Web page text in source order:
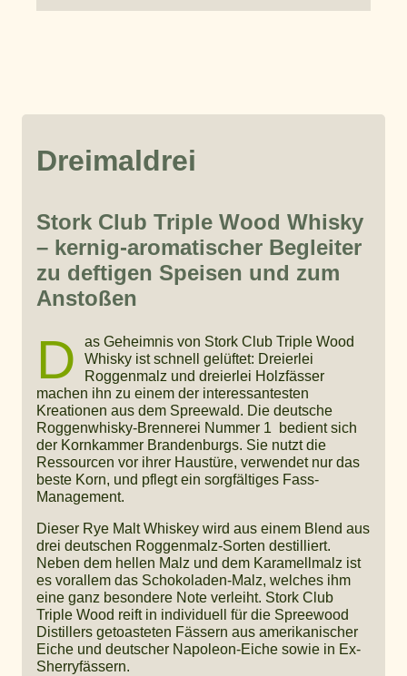
Dreimaldrei
Stork Club Triple Wood Whisky
– kernig-aromatischer Begleiter
zu deftigen Speisen und zum
Anstoßen
D
as Geheimnis von Stork Club Triple Wood
Whisky ist schnell gelüftet: Dreierlei
Roggenmalz und dreierlei Holzfässer
machen ihn zu einem der interessantesten
Kreationen aus dem Spreewald. Die deutsche
Roggenwhisky-Brennerei Nummer 1 bedient sich
der Kornkammer Brandenburgs. Sie nutzt die
Ressourcen vor ihrer Haustüre, verwendet nur das
beste Korn, und pflegt ein sorgfältiges Fass-
Management.
Dieser Rye Malt Whiskey wird aus einem Blend aus
drei deutschen Roggenmalz-Sorten destilliert.
Neben dem hellen Malz und dem Karamellmalz ist
es vorallem das Schokoladen-Malz, welches ihm
eine ganz besondere Note verleiht. Stork Club
Triple Wood reift in individuell für die Spreewood
Distillers getoasteten Fässern aus amerikanischer
Eiche und deutscher Napoleon-Eiche sowie in Ex-
Sherryfässern.